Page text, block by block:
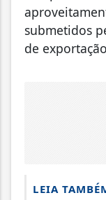
submetidos
de
LEIA